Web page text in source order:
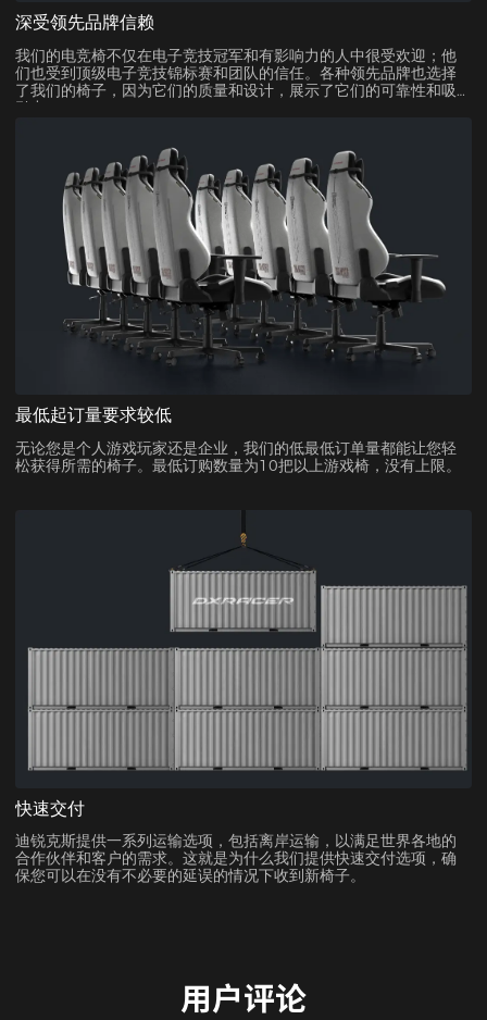
深受领先品牌信赖
我们的电竞椅不仅在电子竞技冠军和有影响力的人中很受欢迎；他
们也受到顶级电子竞技锦标赛和团队的信任。各种领先品牌也选择
了我们的椅子，因为它们的质量和设计，展示了它们的可靠性和吸
引力。
最低起订量要求较低
无论您是个人游戏玩家还是企业，我们的低最低订单量都能让您轻
松获得所需的椅子。最低订购数量为10把以上游戏椅，没有上限。
快速交付
迪锐克斯提供一系列运输选项，包括离岸运输，以满足世界各地的
合作伙伴和客户的需求。这就是为什么我们提供快速交付选项，确
保您可以在没有不必要的延误的情况下收到新椅子。
用户评论